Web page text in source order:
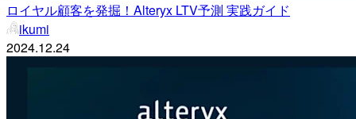
ロイヤル顧客を発掘！Alteryx LTV予測 実践ガイド
ikumi
2024.12.24